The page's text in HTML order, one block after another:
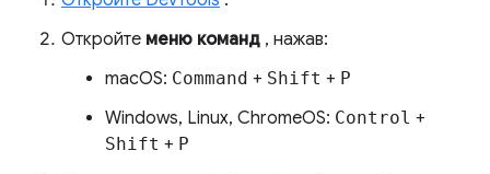
Откройте меню команд , нажав:
macOS: Command + Shift + P
Windows, Linux, ChromeOS: Control +
Shift + P